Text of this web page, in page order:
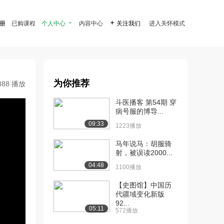
已购课程 个人中心  内容中心  关注我们 进入关怀模式
播放 为你推荐
09:33
斗医播客 第54期 穿
病号服的博导...
1223播放
04:48
马年说马：胡服骑
射，被误读2000...
1100播放
05:11
【史图馆】中国历
代疆域变化新版
92...
572播放